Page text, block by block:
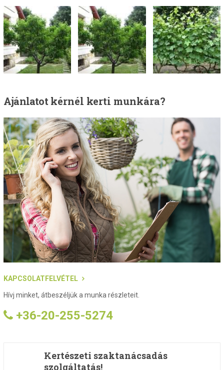
Ajánlatotkérnél kerti munkára?
KAPCSOLATFELVÉTEL
Hívj minket, átbeszéljük a munka részleteit.
+36-20-255-5274
Kertészeti szaktanácsadás
szolgáltatás!